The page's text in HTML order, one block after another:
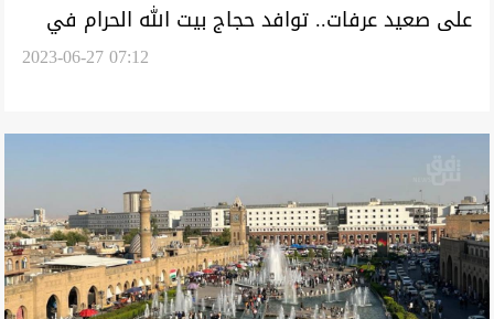
على صعيد عرفات.. توافد حجاج بيت الله الحرام في
2023-06-27 07:12